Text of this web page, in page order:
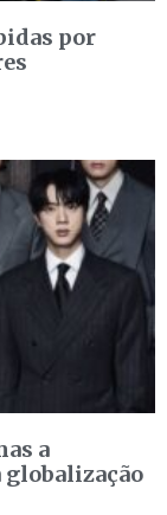
por
a
globalização